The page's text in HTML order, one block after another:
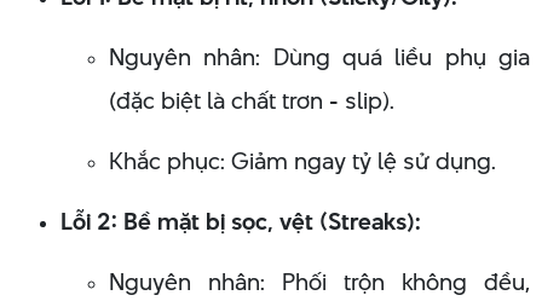
Nguyên nhân: Dùng quá liều phụ gia
(đặc biệt là chất trơn - slip).
Khắc phục: Giảm ngay tỷ lệ sử dụng.
Lỗi 2: Bề mặt bị sọc, vệt (Streaks):
Nguyên nhân: Phối trộn không đều,